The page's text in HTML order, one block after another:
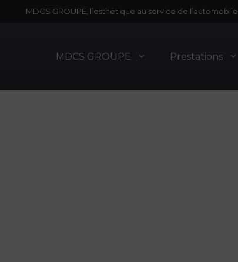
MDCS GROUPE, l’esthétique au service de l’automobile
MDCS GROUPE Prestations